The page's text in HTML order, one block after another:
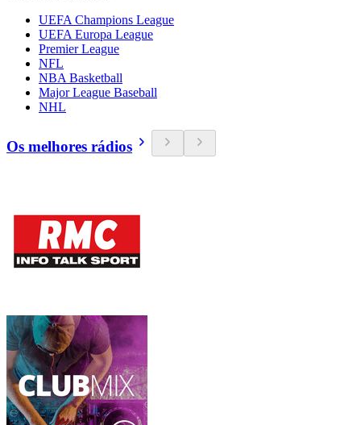
UEFA Champions League
UEFA Europa League
Premier League
NFL
NBA Basketball
Major League Baseball
NHL
Os melhores rádios